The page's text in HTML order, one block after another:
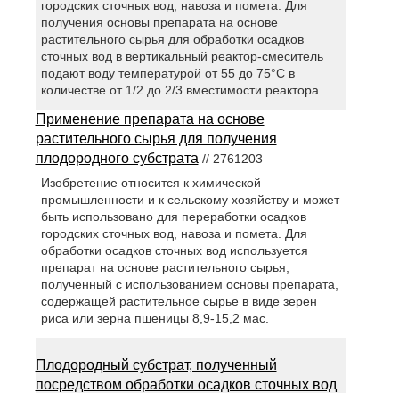
городских сточных вод, навоза и помета. Для
получения основы препарата на основе
растительного сырья для обработки осадков
сточных вод в вертикальный реактор-смеситель
подают воду температурой от 55 до 75°С в
количестве от 1/2 до 2/3 вместимости реактора.
Применение препарата на основе
растительного сырья для получения
плодородного субстрата // 2761203
Изобретение относится к химической
промышленности и к сельскому хозяйству и может
быть использовано для переработки осадков
городских сточных вод, навоза и помета. Для
обработки осадков сточных вод используется
препарат на основе растительного сырья,
полученный с использованием основы препарата,
содержащей растительное сырье в виде зерен
риса или зерна пшеницы 8,9-15,2 мас.
Плодородный субстрат, полученный
посредством обработки осадков сточных вод